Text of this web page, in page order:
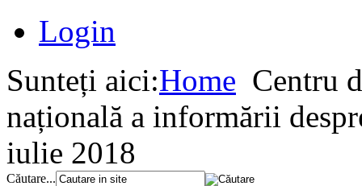
Login
Sunteți aici:Home Centru
națională a informării
iulie 2018
Căutare...